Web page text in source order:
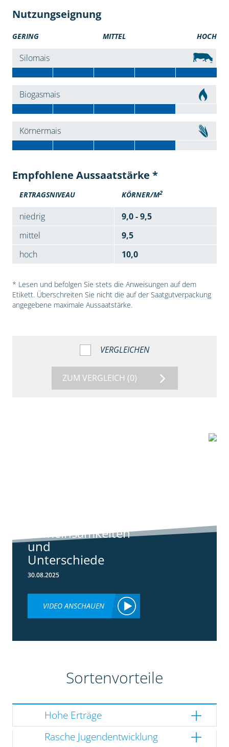
Nutzungseignung
GERING MITTEL HOCH
Silomais
Biogasmais
Körnermais
Empfohlene Aussaatstärke *
ERTRAGSNIVEAU KÖRNER/M2
niedrig
9,0 - 9,5
mittel
9,5
hoch
10,0
* Lesen und befolgen Sie stets die Anweisungen auf dem
Etikett. Überschreiten Sie nicht die auf der Saatgutverpackung
angegebene maximale Aussaatstärke.
VERGLEICHEN
ZUM VERGLEICH (0)
Gemeinsamkeiten
und
Unterschiede
30.08.2025
VIDEO ANSCHAUEN
Sortenvorteile
Hohe Erträge
Rasche Jugendentwicklung